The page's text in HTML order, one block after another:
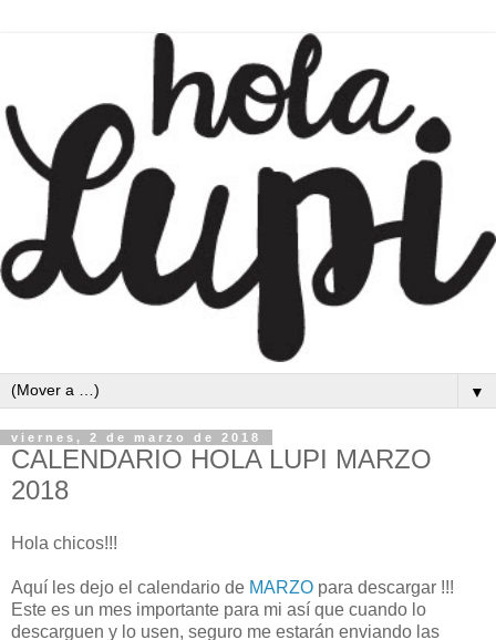
▼
viernes, 2 de marzo de 2018
CALENDARIO HOLA LUPI MARZO
2018
Hola chicos!!!
Aquí les dejo el calendario de MARZO para descargar !!!
Este es un mes importante para mi así que cuando lo
descarguen y lo usen, seguro me estarán enviando las